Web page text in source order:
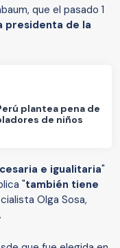
que el pasado 1
presidenta de la
plantea pena de
de niños
e igualitaria"
"también tiene
Olga Sosa,